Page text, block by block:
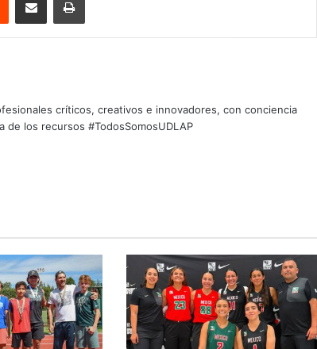
críticos, creativos e innovadores, con conciencia
los recursos #TodosSomosUDLAP